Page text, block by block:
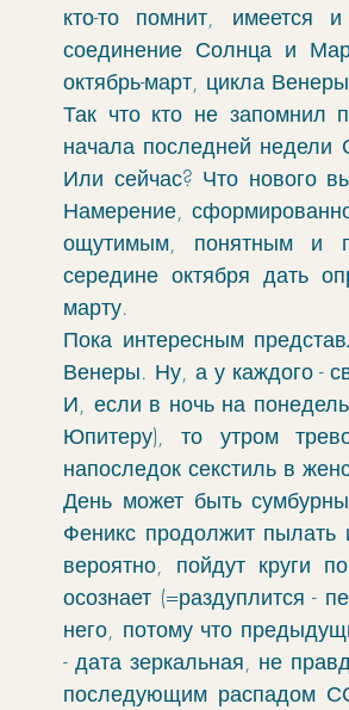
кто-то помнит,
соединение Солнца и
октябрь-март, цикла
Так что кто не запомнил
начала последней
Или сейчас? Что нового
Намерение,
ощутимым, понятным и
середине октября дать
марту.
Пока интересным
Венеры. Ну, а у каждого -
И, если в ночь на
Юпитеру), то утром
напоследок секстиль в
День может быть
Феникс продолжит пылать
вероятно, пойдут круги
осознает (=раздуплится -
него, потому что
- дата зеркальная, не
последующим распадом